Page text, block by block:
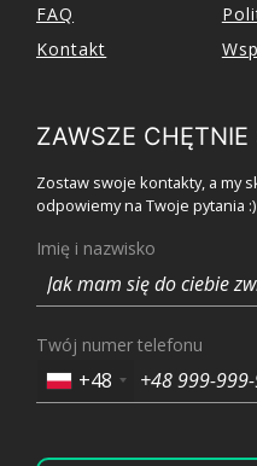
FAQ
Kontakt
ZAWSZE
Zostaw swoje kontakty, a my
odpowiemy na Twoje pytania :)
Imię i nazwisko
Twój numer telefonu
+48